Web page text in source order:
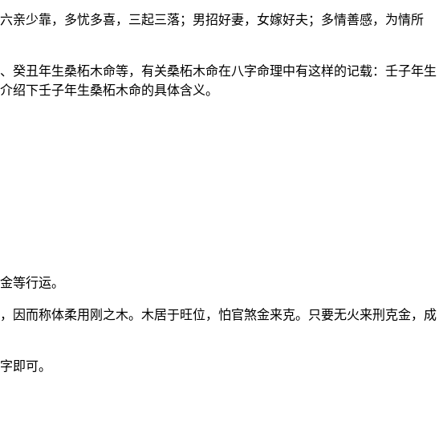
亲少靠，多忧多喜，三起三落；男招好妻，女嫁好夫；多情善感，为情所
癸丑年生桑柘木命等，有关桑柘木命在八字命理中有这样的记载：壬子年生
绍下壬子年生桑柘木命的具体含义。
等行运。
因而称体柔用刚之木。木居于旺位，怕官煞金来克。只要无火来刑克金，成
即可。